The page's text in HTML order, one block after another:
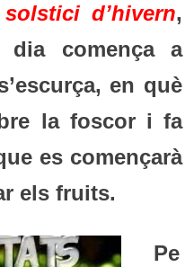
solstici d’hivern,
comença a
en què
la foscor i fa
es començarà
els fruits.
Pe